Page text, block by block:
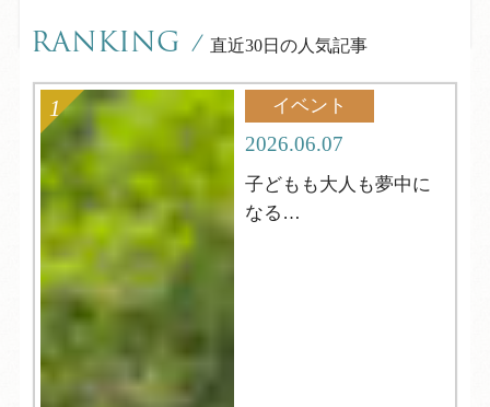
RANKING / 直近30日の人気記事
イベント
2026.06.07
子どもも大人も夢中に
なる